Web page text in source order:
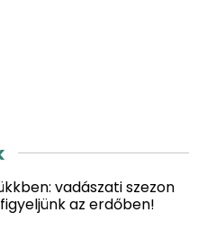
vadászati szezon
az erdőben!